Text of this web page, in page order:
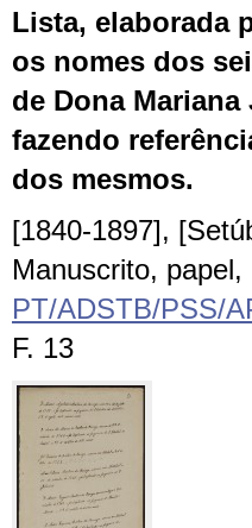
Lista, elaborada
os nomes dos
de Dona
fazendo
dos mesmos.
[1840-1897],
Manuscrito,
PT/ADSTB/PSS/
F. 13